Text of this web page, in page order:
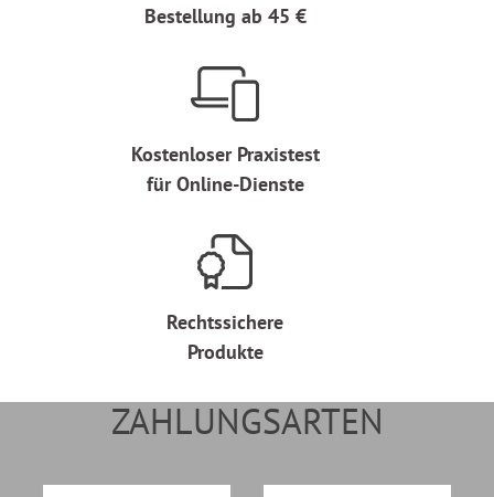
Bestellung ab 45 €
Kostenloser Praxistest
für Online-Dienste
Rechtssichere
Produkte
ZAHLUNGSARTEN